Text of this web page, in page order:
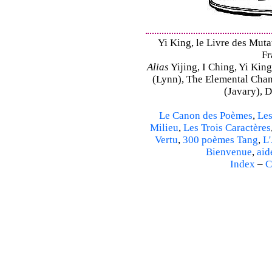
Yi King, le Livre des
Alias Yijing, I Ching, Yi
(Lynn), The Elemental
(Javary),
Le Canon des Poèmes,
Milieu, Les Trois Caractères
Vertu, 300 poèmes Tang,
Bienvenue,
Index–